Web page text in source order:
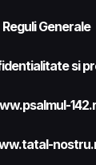
Reguli Generale
si